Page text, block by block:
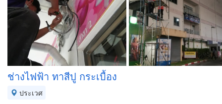
ช่างไฟฟ้า ทาสีปู กระเบื้อง
ประเวศ